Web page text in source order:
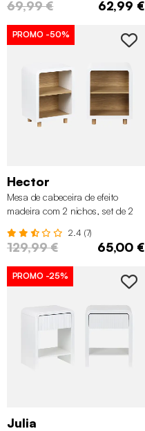
69,99 € 62,99 €
PROMO -50%
Hector
Mesa de cabeceira de efeito
madeira com 2 nichos, set de 2
2.4 (7)
129,99 € 65,00 €
PROMO -25%
Julia